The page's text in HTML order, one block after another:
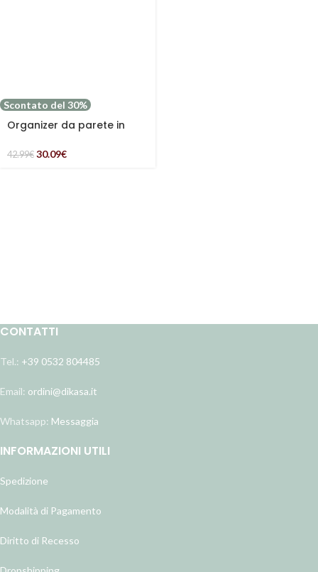
Scontato del 30%
Organizer da parete in
42.99€ 30.09€
CONTATTI
Tel.: +39 0532 804485
Email: ordini@dikasa.it
Whatsapp: Messaggia
INFORMAZIONI UTILI
Spedizione
Modalità di Pagamento
Diritto di Recesso